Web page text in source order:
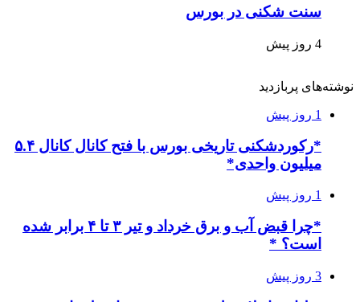
سنت شکنی در بورس
4 روز پیش
نوشته‌های پربازدید
1 روز پیش
*رکوردشکنی تاریخی بورس با فتح کانال کانال ۵.۴
میلیون واحدی*
1 روز پیش
*چرا قبض آب و برق خرداد و تیر ۳ تا ۴ برابر شده
است؟ *
3 روز پیش